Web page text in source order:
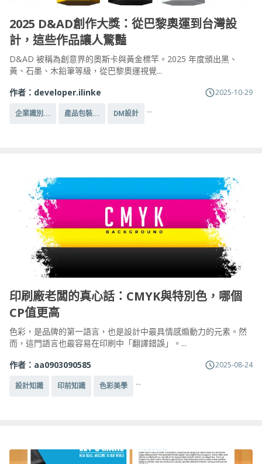
2025 D&AD創作大獎：從巴黎奧運到台灣設
計，這些作品讓人驚豔
D&AD 被稱為創意界的奧斯卡與黃金標竿。2025 年度頒出黑、
黃、石墨、木鉛筆等級，從巴黎奧運視覺...
作者： developer.ilinke 2025-10-29
企業識別... 產品包裝... DM設計 ...
印刷廠老闆的真心話：CMYK與特別色，哪個
CP值更高
色彩，是品牌的第一語言，也是設計中最具情感煽動力的元素。然
而，這門語言也最容易在印刷中「翻譯錯誤」。...
作者： aa0903090585 2025-08-24
設計知識 印前知識 色彩美學 ...